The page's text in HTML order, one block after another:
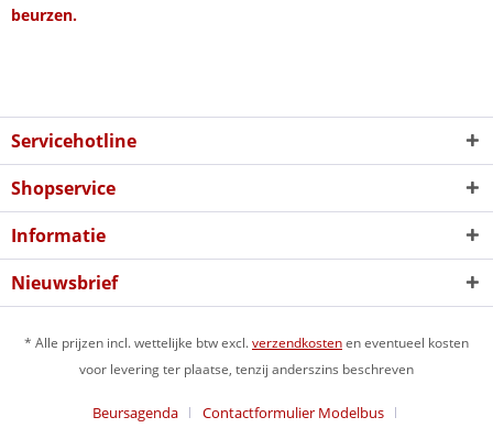
beurzen.
Servicehotline
Shopservice
Informatie
Nieuwsbrief
* Alle prijzen incl. wettelijke btw excl.verzendkostenen eventueel kosten
voor levering ter plaatse, tenzij anderszins beschreven
Beursagenda
Contactformulier Modelbus